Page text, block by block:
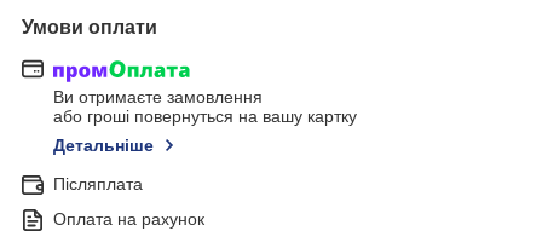
Умови оплати
Ви отримаєте замовлення
або гроші повернуться на вашу картку
Детальніше
Післяплата
Оплата на рахунок